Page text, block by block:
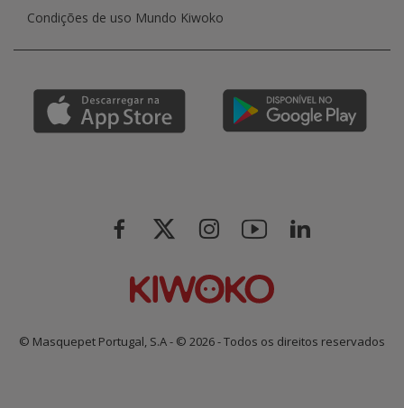
Condições de uso Mundo Kiwoko
© Masquepet Portugal, S.A - © 2026 - Todos os direitos reservados